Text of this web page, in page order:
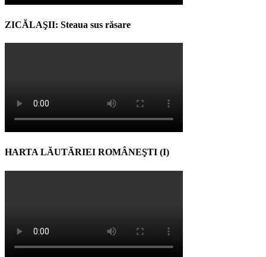
ZICĂLAŞII: Steaua sus răsare
HARTA LĂUTĂRIEI ROMÂNEŞTI (I)